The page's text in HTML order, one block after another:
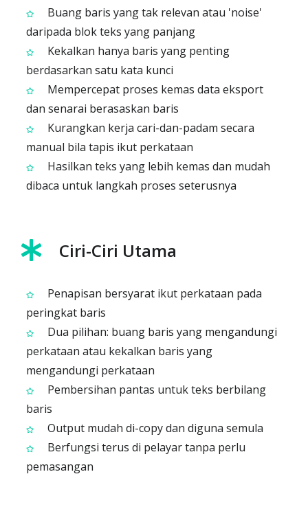
Buang baris yang tak relevan atau 'noise'
daripada blok teks yang panjang
Kekalkan hanya baris yang penting
berdasarkan satu kata kunci
Mempercepat proses kemas data eksport
dan senarai berasaskan baris
Kurangkan kerja cari-dan-padam secara
manual bila tapis ikut perkataan
Hasilkan teks yang lebih kemas dan mudah
dibaca untuk langkah proses seterusnya
Ciri-Ciri Utama
Penapisan bersyarat ikut perkataan pada
peringkat baris
Dua pilihan: buang baris yang mengandungi
perkataan atau kekalkan baris yang
mengandungi perkataan
Pembersihan pantas untuk teks berbilang
baris
Output mudah di-copy dan diguna semula
Berfungsi terus di pelayar tanpa perlu
pemasangan